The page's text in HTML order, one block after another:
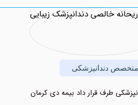
طرف قرار داد بیمه دی کرمان